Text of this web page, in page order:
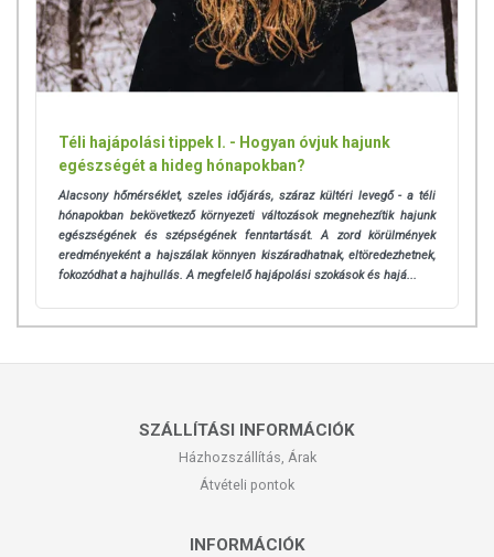
Téli hajápolási tippek I. - Hogyan óvjuk hajunk
egészségét a hideg hónapokban?
Alacsony hőmérséklet, szeles időjárás, száraz kültéri levegő - a téli
hónapokban bekövetkező környezeti változások megnehezítik hajunk
egészségének és szépségének fenntartását. A zord körülmények
eredményekénta hajszálak könnyen kiszáradhatnak, eltöredezhetnek,
fokozódhat a hajhullás. A megfelelő hajápolási szokások és hajá...
SZÁLLÍTÁSI INFORMÁCIÓK
Házhozszállítás, Árak
Átvételi pontok
INFORMÁCIÓK